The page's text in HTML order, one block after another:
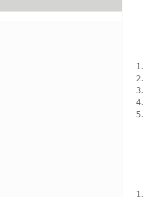
1.
2.
3.
4.
5.
1.